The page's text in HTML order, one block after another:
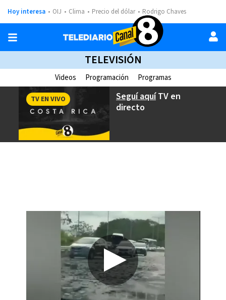
Hoy interesa OIJ Clima Precio del dólar Rodrigo Chaves
TELEVISIÓN
Videos Programación Programas
Seguí aquíTV en
directo
TV EN VIVO